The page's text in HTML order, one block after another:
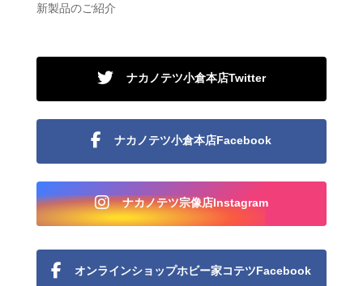
新製品のご紹介
ナカノテツ小倉本店Twitter
ナカノテツ小倉本店Facebook
ナカノテツ宗像店Instagram
オンラインショップホビー家コテツFacebook